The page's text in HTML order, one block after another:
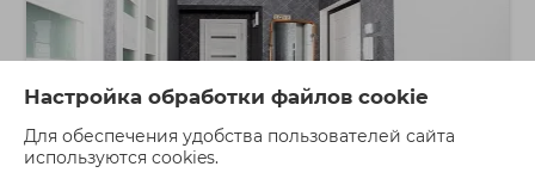
Настройка обработки файлов cookie
Для обеспечения удобства пользователей сайта
используются cookies.